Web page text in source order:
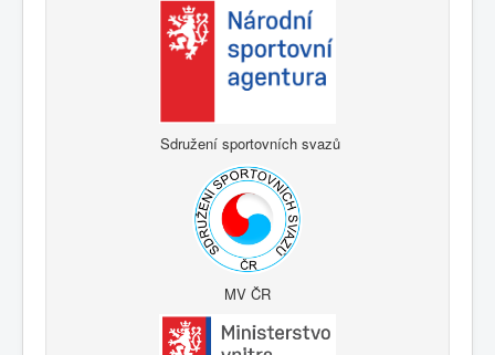
Sdružení sportovních svazů
MV ČR